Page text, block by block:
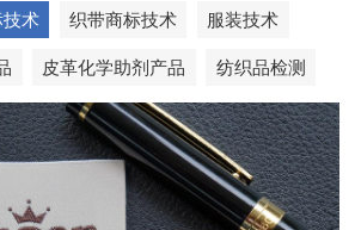
术 织带商标技术 服装技术
皮革化学助剂产品 纺织品检测